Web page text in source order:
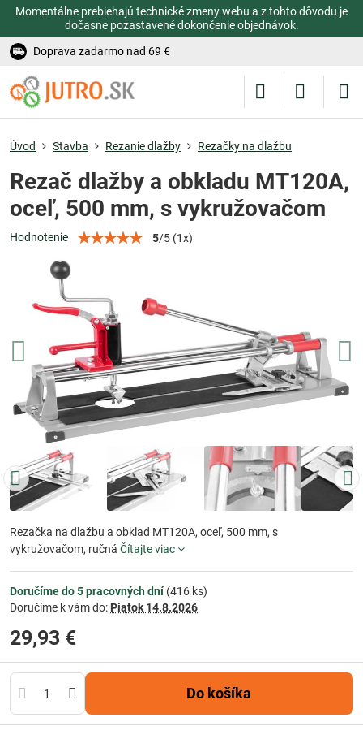
Momentálne prebiehajú technické zmeny webu a z tohto dôvodu je
dočasne pozastavené dokončenie objednávok.
Doprava zadarmo nad 69 €
Úvod Stavba Rezanie dlažby Rezačky na dlažbu
Rezač dlažby a obkladu MT120A,
oceľ, 500 mm, s vykružovačom
Hodnotenie 5/5 (1x)
Rezačka na dlažbu a obklad MT120A, oceľ, 500 mm, s
vykružovačom, ručná Čítajte viac
Doručíme do 5 pracovných dní(416 ks)
Doručíme k vám do: Piatok 14.8.2026
29,93 €
Do košíka